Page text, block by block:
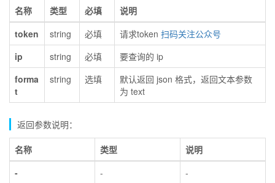
名称 类型 必填
说明
token
string 必填 请求token 扫码关注公众号
ip
string 必填
要查询的 ip
forma
t
string 选填
默认返回 json 格式，返回文本参数
为 text
返回参数说明：
名称 类型
说明
-
- -